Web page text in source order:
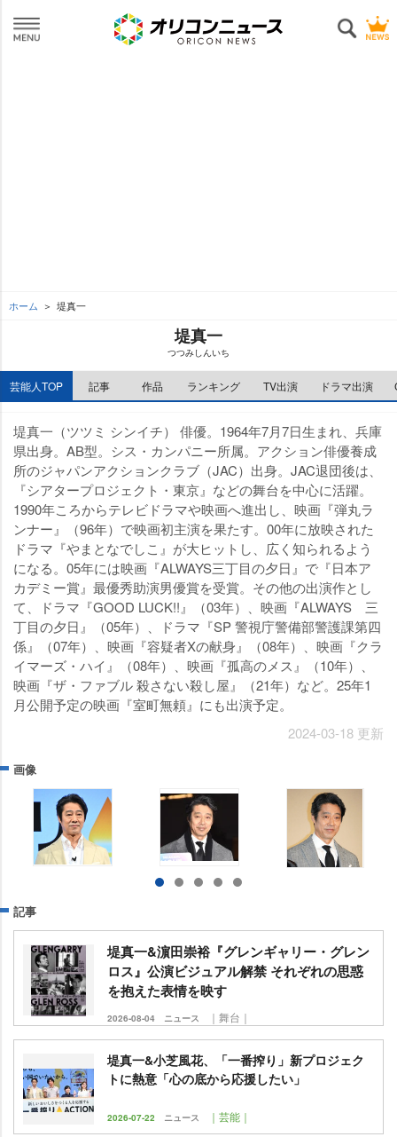
ホーム 堤真一
堤真一
つつみしんいち
芸能人TOP 記事 作品 ランキング TV出演 ドラマ出演
堤真一（ツツミ シンイチ） 俳優。1964年7月7日生まれ、兵庫
県出身。AB型。シス・カンパニー所属。アクション俳優養成
所のジャパンアクションクラブ（JAC）出身。JAC退団後は、
『シアタープロジェクト・東京』などの舞台を中心に活躍。
1990年ころからテレビドラマや映画へ進出し、映画『弾丸ラ
ンナー』（96年）で映画初主演を果たす。00年に放映された
ドラマ『やまとなでしこ』が大ヒットし、広く知られるよう
になる。05年には映画『ALWAYS三丁目の夕日』で『日本ア
カデミー賞』最優秀助演男優賞を受賞。その他の出演作とし
て、ドラマ『GOOD LUCK!!』（03年）、映画『ALWAYS 三
丁目の夕日』（05年）、ドラマ『SP 警視庁警備部警護課第四
係』（07年）、映画『容疑者Xの献身』（08年）、映画『クラ
イマーズ・ハイ』（08年）、映画『孤高のメス』（10年）、
映画『ザ・ファブル 殺さない殺し屋』（21年）など。25年1
月公開予定の映画『室町無頼』にも出演予定。
2024-03-18 更新
画像
記事
堤真一&濵田崇裕『グレンギャリー・グレン
ロス』公演ビジュアル解禁 それぞれの思惑
を抱えた表情を映す
2026-08-04 ニュース ｜舞台｜
堤真一&小芝風花、「一番搾り」新プロジェク
トに熱意「心の底から応援したい」
2026-07-22 ニュース ｜芸能｜